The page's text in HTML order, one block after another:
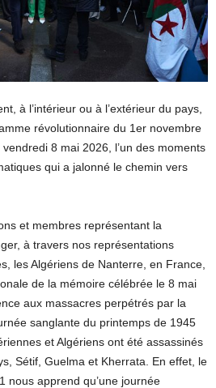
à l’intérieur ou à l’extérieur du pays,
révolutionnaire du 1er novembre
8 mai 2026, l’un des moments
qui a jalonné le chemin vers
et membres représentant la
à travers nos représentations
les Algériens de Nanterre, en France,
de la mémoire célébrée le 8 mai
aux massacres perpétrés par la
sanglante du printemps de 1945
et Algériens ont été assassinés
Sétif, Guelma et Kherrata. En effet, le
nous apprend qu’une journée